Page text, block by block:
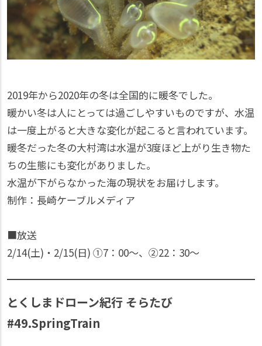
2019年から2020年の冬は全国的に暖冬でした。
暖かい冬は人にとっては過ごしやすいものですが、水温
は一度上がると大きな変化が起こると言われています。
暖冬だった冬の大村湾は水温が3度ほど上がり生き物た
ちの生態にも変化がありました。
水温が下がらなかった海の現状をお届けします。
制作：長崎ケーブルメディア
■放送
2/14(土)・2/15(日) ①7：00〜、②22：30〜
とくしまドローン紀行 そらたび
#49.SpringTrain